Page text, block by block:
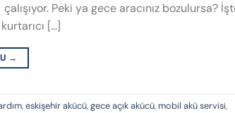
çalışıyor. Peki ya gece aracınız bozulursa?
[…]
→
,eskişehir akücü,gece açık akücü, mobil akü servisi,